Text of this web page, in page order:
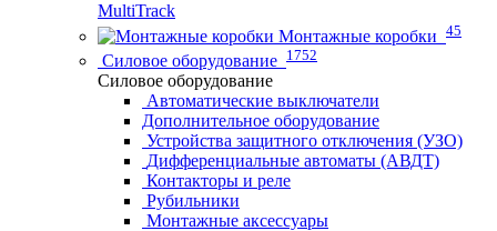
MultiTrack
Монтажные коробки 45
Силовое оборудование 1752
Силовое оборудование
Автоматические выключатели
Дополнительное оборудование
Устройства защитного отключения (УЗО)
Дифференциальные автоматы (АВДТ)
Контакторы и реле
Рубильники
Монтажные аксессуары